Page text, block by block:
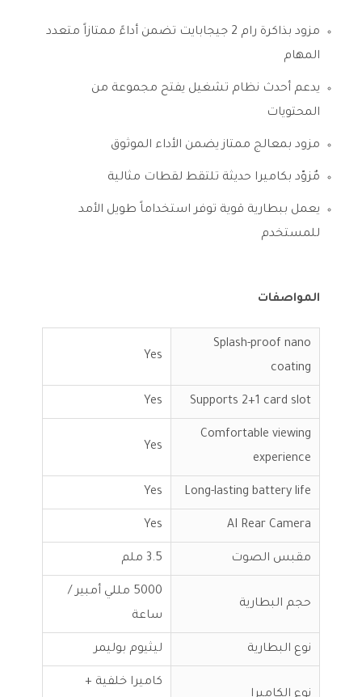
مزود بذاكرة رام 2 جيجابايت تضمن أداءً ممتازاً متعدد
المهام
يدعم أحدث نظام تشغيل يفتح مجموعة من
المحتويات
مزود بمعالج ممتاز يضمن الأداء الموثوق
مٌزوّد بكاميرا حديثة تلتقط لقطات مثالية
يعمل ببطارية قوية توفر استخداماً طويل الأمد
للمستخدم
المواصفات
Splash-proof nano
coating
Yes
Supports 2+1 card slot
Yes
Comfortable viewing
experience
Yes
Long-lasting battery life
Yes
AI Rear Camera
Yes
مقبس الصوت 3.5 ملم
حجم البطارية
5000 مللي أمبير /
ساعة
نوع البطارية ليثيوم بوليمر
كاميرا خلفية +